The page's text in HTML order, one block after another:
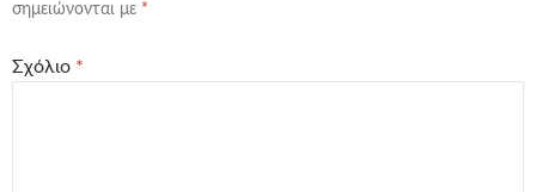
σημειώνονται με *
Σχόλιο *